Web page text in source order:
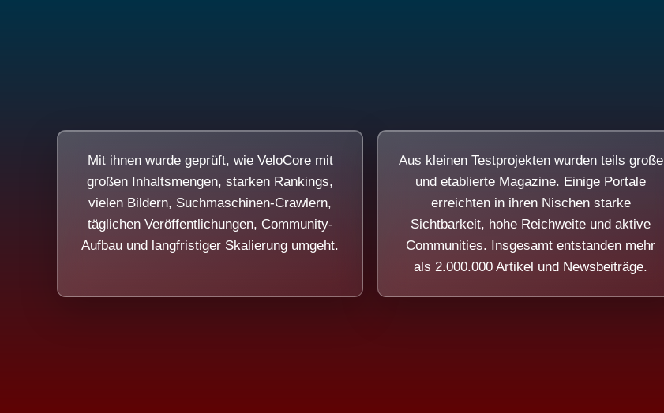
Mit ihnen wurde geprüft, wie VeloCore mit
großen Inhaltsmengen, starken Rankings,
vielen Bildern, Suchmaschinen-Crawlern,
täglichen Veröffentlichungen, Community-
Aufbau und langfristiger Skalierung umgeht.
Aus kleinen Testprojekten wurden teils große
und etablierte Magazine. Einige Portale
erreichten in ihren Nischen starke
Sichtbarkeit, hohe Reichweite und aktive
Communities. Insgesamt entstanden mehr
als 2.000.000 Artikel und Newsbeiträge.